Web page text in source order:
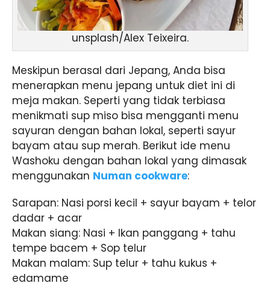
unsplash/Alex Teixeira.
Meskipun berasal dari Jepang, Anda bisa
menerapkan menu jepang untuk diet ini di
meja makan. Seperti yang tidak terbiasa
menikmati sup miso bisa mengganti menu
sayuran dengan bahan lokal, seperti sayur
bayam atau sup merah. Berikut ide menu
Washoku dengan bahan lokal yang dimasak
menggunakan Numan cookware:
Sarapan: Nasi porsi kecil + sayur bayam + telor
dadar + acar
Makan siang: Nasi + Ikan panggang + tahu
tempe bacem + Sop telur
Makan malam: Sup telur + tahu kukus +
edamame